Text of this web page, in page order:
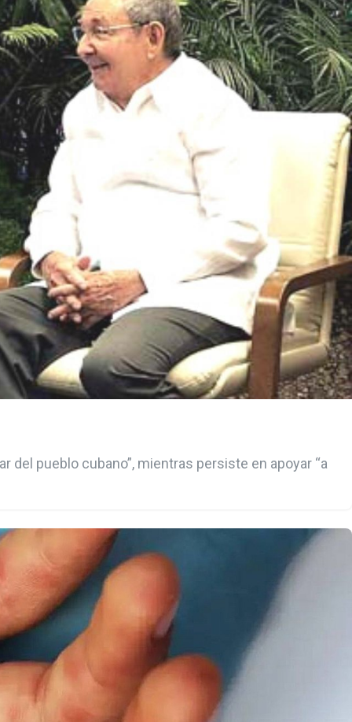
del pueblo cubano”, mientras persiste en apoyar “a